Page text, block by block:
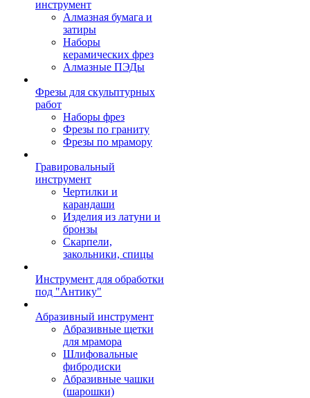
инструмент
Алмазная бумага и
затиры
Наборы
керамических фрез
Алмазные ПЭДы
Фрезы для скульптурных
работ
Наборы фрез
Фрезы по граниту
Фрезы по мрамору
Гравировальный
инструмент
Чертилки и
карандаши
Изделия из латуни и
бронзы
Скарпели,
закольники, спицы
Инструмент для обработки
под "Антику"
Абразивный инструмент
Абразивные щетки
для мрамора
Шлифовальные
фибродиски
Абразивные чашки
(шарошки)